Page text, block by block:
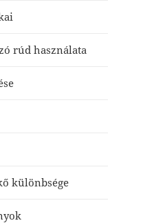
rúd használata
különbsége